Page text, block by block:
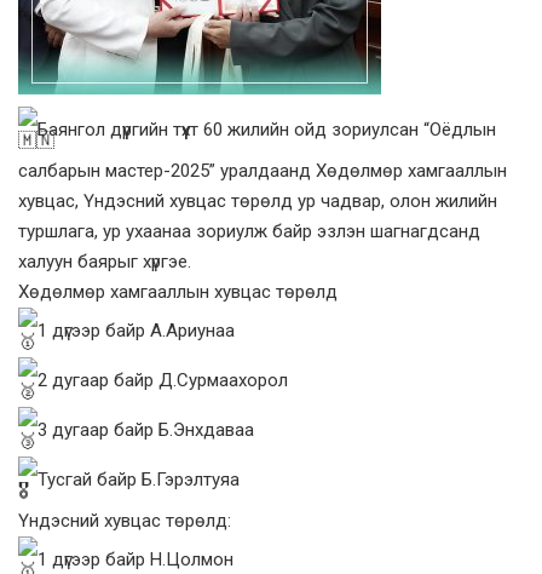
Баянгол дүүргийн түүхт 60 жилийн ойд зориулсан “Оёдлын
салбарын мастер-2025” уралдаанд Хөдөлмөр хамгааллын
хувцас, Үндэсний хувцас төрөлд ур чадвар, олон жилийн
туршлага, ур ухаанаа зориулж байр эзлэн шагнагдсанд
халуун баярыг хүргэе.
Хөдөлмөр хамгааллын хувцас төрөлд
1 дүгээр байр А.Ариунаа
2 дугаар байр Д.Сурмаахорол
3 дугаар байр Б.Энхдаваа
Тусгай байр Б.Гэрэлтуяа
Үндэсний хувцас төрөлд:
1 дүгээр байр Н.Цолмон